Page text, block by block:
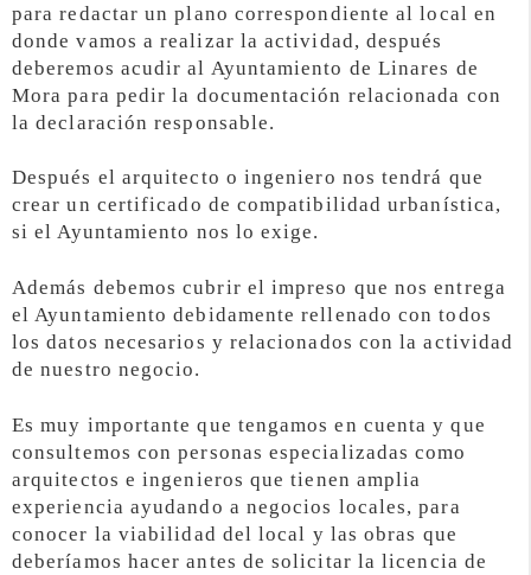
para redactar un plano correspondiente al local en
donde vamos a realizar la actividad, después
deberemos acudir al Ayuntamiento de Linares de
Mora para pedir la documentación relacionada con
la declaración responsable.
Después el arquitecto o ingeniero nos tendrá que
crear un certificado de compatibilidad urbanística,
si el Ayuntamiento nos lo exige.
Además debemos cubrir el impreso que nos entrega
el Ayuntamiento debidamente rellenado con todos
los datos necesarios y relacionados con la actividad
de nuestro negocio.
Es muy importante que tengamos en cuenta y que
consultemos con personas especializadas como
arquitectos e ingenieros que tienen amplia
experiencia ayudando a negocios locales, para
conocer la viabilidad del local y las obras que
deberíamos hacer antes de solicitar la licencia de